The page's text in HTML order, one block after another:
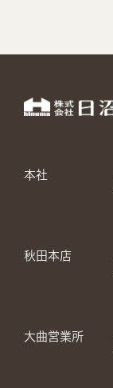
本社
秋田本店
大曲営業所